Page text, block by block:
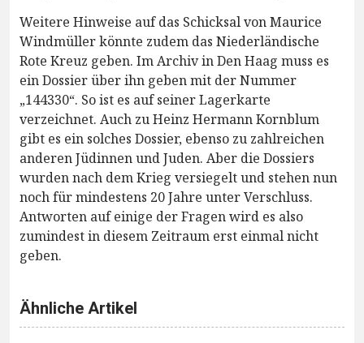
Weitere Hinweise auf das Schicksal von Maurice
Windmüller könnte zudem das Niederländische
Rote Kreuz geben. Im Archiv in Den Haag muss es
ein Dossier über ihn geben mit der Nummer
„144330“. So ist es auf seiner Lagerkarte
verzeichnet. Auch zu Heinz Hermann Kornblum
gibt es ein solches Dossier, ebenso zu zahlreichen
anderen Jüdinnen und Juden. Aber die Dossiers
wurden nach dem Krieg versiegelt und stehen nun
noch für mindestens 20 Jahre unter Verschluss.
Antworten auf einige der Fragen wird es also
zumindest in diesem Zeitraum erst einmal nicht
geben.
Ähnliche Artikel